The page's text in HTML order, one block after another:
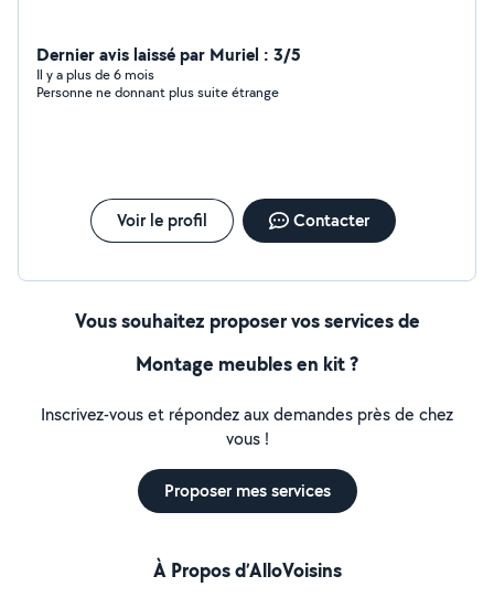
Dernier avis laissé par Muriel : 3/5
Il y a plus de 6 mois
Personne ne donnant plus suite étrange
Voir le profil Contacter
Vous souhaitez proposer vos services de
Montage meubles en kit ?
Inscrivez-vous et répondez aux demandes près de chez
vous !
Proposer mes services
À Propos d’AlloVoisins